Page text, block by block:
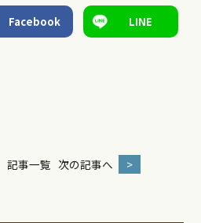
Facebook LINE
記事一覧 次の記事へ >